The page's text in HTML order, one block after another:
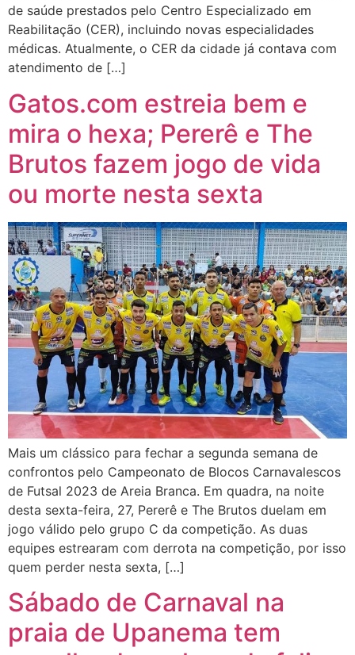
de saúde prestados pelo Centro Especializado em
Reabilitação (CER), incluindo novas especialidades
médicas. Atualmente, o CER da cidade já contava com
atendimento de […]
Gatos.com estreia bem e
mira o hexa; Pererê e The
Brutos fazem jogo de vida
ou morte nesta sexta
Mais um clássico para fechar a segunda semana de
confrontos pelo Campeonato de Blocos Carnavalescos
de Futsal 2023 de Areia Branca. Em quadra, na noite
desta sexta-feira, 27, Pererê e The Brutos duelam em
jogo válido pelo grupo C da competição. As duas
equipes estrearam com derrota na competição, por isso
quem perder nesta sexta, […]
Sábado de Carnaval na
praia de Upanema tem